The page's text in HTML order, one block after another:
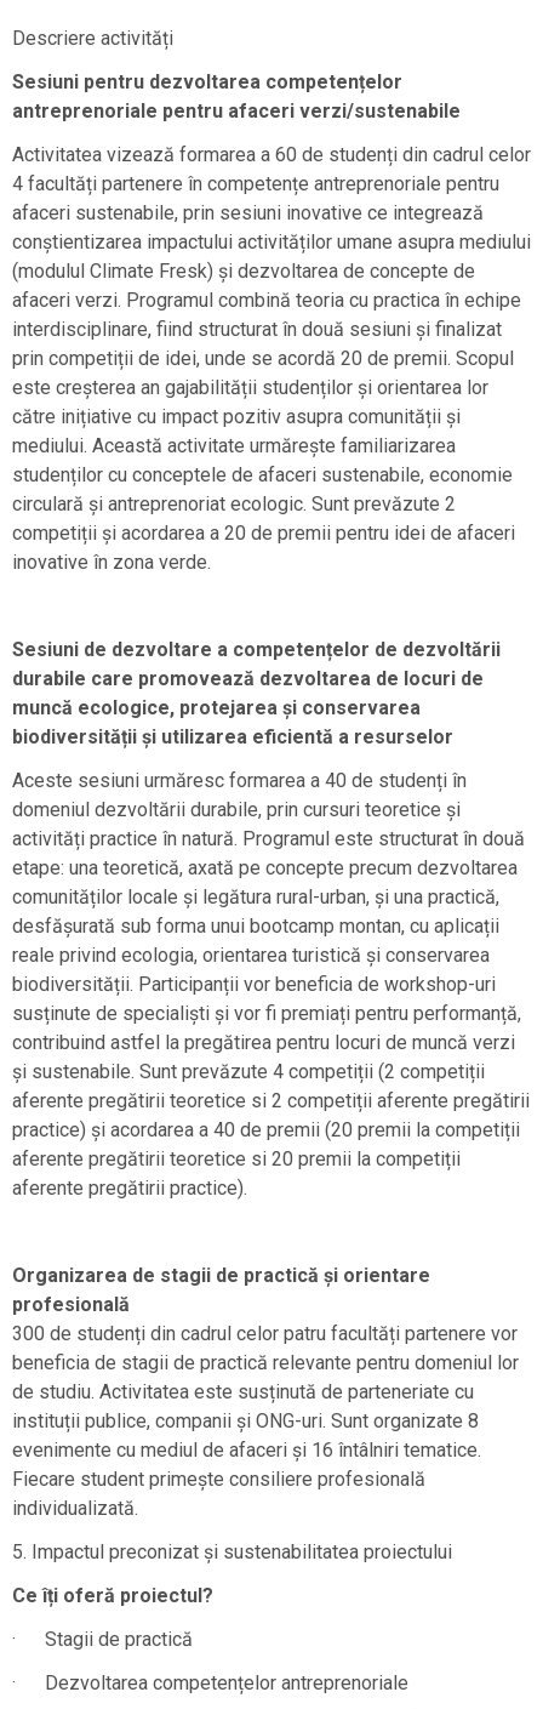
Descriere activități
Sesiuni pentru dezvoltarea competențelor
antreprenoriale pentru afaceri verzi/sustenabile
Activitatea vizează formarea a 60 de studenți din cadrul celor
4 facultăți partenere în competențe antreprenoriale pentru
afaceri sustenabile, prin sesiuni inovative ce integrează
conștientizarea impactului activităților umane asupra mediului
(modulul Climate Fresk) și dezvoltarea de concepte de
afaceri verzi. Programul combină teoria cu practica în echipe
interdisciplinare, fiind structurat în două sesiuni și finalizat
prin competiții de idei, unde se acordă 20 de premii. Scopul
este creșterea an gajabilității studenților și orientarea lor
către inițiative cu impact pozitiv asupra comunității și
mediului. Această activitate urmărește familiarizarea
studenților cu conceptele de afaceri sustenabile, economie
circulară și antreprenoriat ecologic. Sunt prevăzute 2
competiții și acordarea a 20 de premii pentru idei de afaceri
inovative în zona verde.
Sesiuni de dezvoltare a competențelor de dezvoltării
durabile care promovează dezvoltarea de locuri de
muncă ecologice, protejarea și conservarea
biodiversității și utilizarea eficientă a resurselor
Aceste sesiuni urmăresc formarea a 40 de studenți în
domeniul dezvoltării durabile, prin cursuri teoretice și
activități practice în natură. Programul este structurat în două
etape: una teoretică, axată pe concepte precum dezvoltarea
comunităților locale și legătura rural-urban, și una practică,
desfășurată sub forma unui bootcamp montan, cu aplicații
reale privind ecologia, orientarea turistică și conservarea
biodiversității. Participanții vor beneficia de workshop-uri
susținute de specialiști și vor fi premiați pentru performanță,
contribuind astfel la pregătirea pentru locuri de muncă verzi
și sustenabile. Sunt prevăzute 4 competiții (2 competiții
aferente pregătirii teoretice si 2 competiții aferente pregătirii
practice) și acordarea a 40 de premii (20 premii la competiții
aferente pregătirii teoretice si 20 premii la competiții
aferente pregătirii practice).
Organizarea de stagii de practică și orientare
profesională
300 de studenți din cadrul celor patru facultăți partenere vor
beneficia de stagii de practică relevante pentru domeniul lor
de studiu. Activitatea este susținută de parteneriate cu
instituții publice, companii și ONG-uri. Sunt organizate 8
evenimente cu mediul de afaceri și 16 întâlniri tematice.
Fiecare student primește consiliere profesională
individualizată.
5. Impactul preconizat și sustenabilitatea proiectului
Ce îți oferă proiectul?
· Stagii de practică
· Dezvoltarea competențelor antreprenoriale